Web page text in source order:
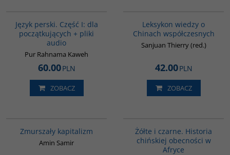
Język perski. Część I: dla
początkujących + pliki
audio
Pur Rahnama Kaweh
60.00PLN
ZOBACZ
Leksykon wiedzy o
Chinach współczesnych
Sanjuan Thierry (red.)
42.00PLN
ZOBACZ
Zmurszały kapitalizm
Amin Samir
Żółte i czarne. Historia
chińskiej obecności w
Afryce